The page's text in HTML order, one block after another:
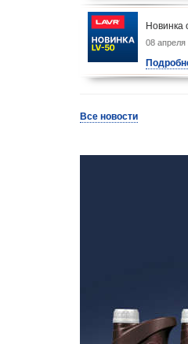
Новинка
08 апреля
Все новости